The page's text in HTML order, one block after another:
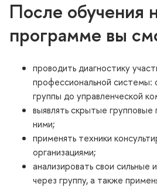
После обучения
программе вы
проводить диагностику
профессиональной системы:
руппы до управленческой
ыявлять скрытые групповые
ними;
применять техники
организациями;
анализировать свои
через группу, а также